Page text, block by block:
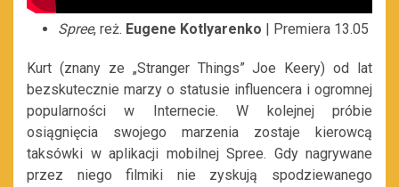
Spree, reż. Eugene Kotlyarenko | Premiera 13.05
Kurt (znany ze „Stranger Things” Joe Keery) od lat
bezskutecznie marzy o statusie influencera i ogromnej
popularności w Internecie. W kolejnej próbie
osiągnięcia swojego marzenia zostaje kierowcą
taksówki w aplikacji mobilnej Spree. Gdy nagrywane
przez niego filmiki nie zyskują spodziewanego